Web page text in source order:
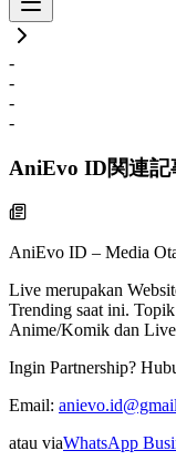
-
-
-
-
AniEvo ID関連記
AniEvo ID – Media
Live merupakan
Trending saat ini.
Anime/Komik dan
Ingin Partnership?
Email:
atau viaWhatsApp